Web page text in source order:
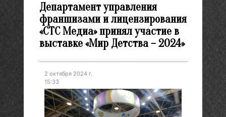
Департамент управления
франшизами и лицензирования
«СТС Медиа» принял участие в
выставке «Мир Детства – 2024»
2 октября 2024 г.
15:33